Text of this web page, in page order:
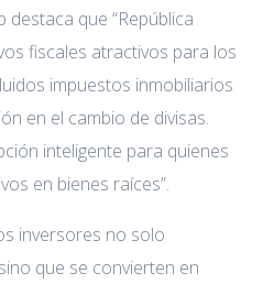
destaca que “República
fiscales atractivos para los
impuestos inmobiliarios
en el cambio de divisas.
inteligente para quienes
en bienes raíces”.
inversores no solo
que se convierten en